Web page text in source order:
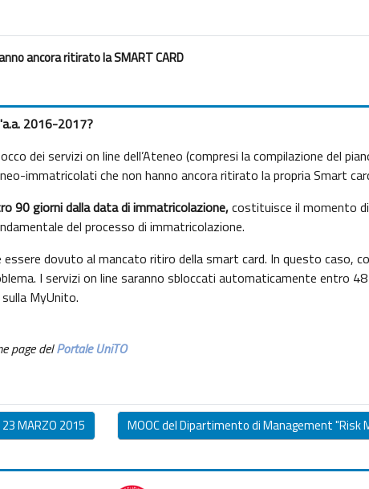
ancora ritirato la SMART CARD
2016-2017?
dei servizi on line dell’Ateneo (compresi la compilazione del
immatricolati che non hanno ancora ritirato la propria Smart
90 giorni dalla data di immatricolazione,costituisce il momento
del processo di immatricolazione.
dovuto al mancato ritiro della smart card. In questo caso,
I servizi on line saranno sbloccati automaticamente entro
MyUnito.
page delPortale UniTO
23 MARZO 2015 MOOC del Dipartimento di Management